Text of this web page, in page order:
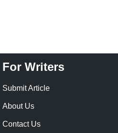
For Writers
Submit Article
About Us
Contact Us